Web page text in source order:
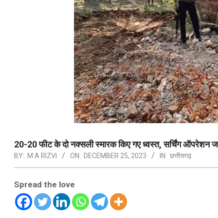
20-20 फीट के दो नक्सली स्मारक किए गए ध्वस्त, सर्चिंग ऑपरेशन
BY: M A RIZVI ON: DECEMBER 25, 2023 IN: छत्तीसगढ़
Spread the love